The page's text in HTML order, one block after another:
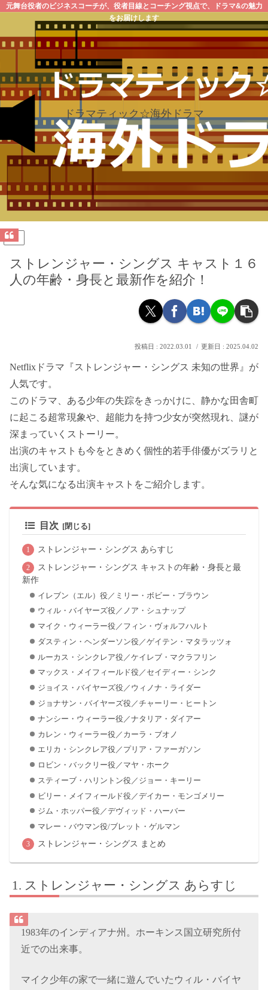
元舞台役者のビジネスコーチが、役者目線とコーチング視点で、ドラマ&の魅力
をお届けします
ドラマティック☆海外ドラマ
PR
ストレンジャー・シングス キャスト１６
人の年齢・身長と最新作を紹介！
2022.03.01 2025.04.02
Netflixドラマ『ストレンジャー・シングス 未知の世界』が
人気です。
このドラマ、ある少年の失踪をきっかけに、静かな田舎町
に起こる超常現象や、超能力を持つ少女が突然現れ、謎が
深まっていくストーリー。
出演のキャストも今をときめく個性的若手俳優がズラリと
出演しています。
そんな気になる出演キャストをご紹介します。
目次
ストレンジャー・シングス あらすじ
ストレンジャー・シングス キャストの年齢・身長と最
新作
イレブン（エル）役／ミリー・ボビー・ブラウン
ウィル・バイヤーズ役／ノア・シュナップ
マイク・ウィーラー役／フィン・ヴォルフハルト
ダスティン・ヘンダーソン役／ゲイテン・マタラッツォ
ルーカス・シンクレア役／ケイレブ・マクラフリン
マックス・メイフィールド役／セイディー・シンク
ジョイス・バイヤーズ役／ウィノナ・ライダー
ジョナサン・バイヤーズ役／チャーリー・ヒートン
ナンシー・ウィーラー役／ナタリア・ダイアー
カレン・ウィーラー役／カーラ・ブオノ
エリカ・シンクレア役／プリア・ファーガソン
ロビン・バックリー役／マヤ・ホーク
スティーブ・ハリントン役／ジョー・キーリー
ビリー・メイフィールド役／デイカー・モンゴメリー
ジム・ホッパー役／デヴィッド・ハーバー
マレー・バウマン役/ブレット・ゲルマン
ストレンジャー・シングス まとめ
ストレンジャー・シングス あらすじ
1983年のインディアナ州。ホーキンス国立研究所付
近での出来事。
マイク少年の家で一緒に遊んでいたウィル・バイヤ